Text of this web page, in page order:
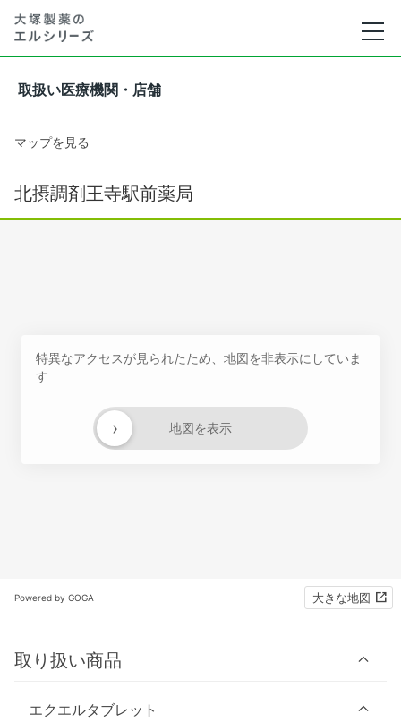
取扱い医療機関・店舗
マップを見る
北摂調剤王寺駅前薬局
特異なアクセスが見られたため、地図を非表示にしていま
す
地図を表示
›
Powered by GOGA 大きな地図
取り扱い商品
エクエルタブレット